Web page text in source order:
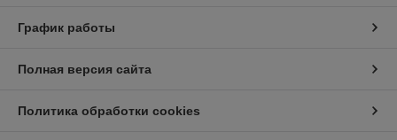
График работы
Полная версия сайта
Политика обработки cookies